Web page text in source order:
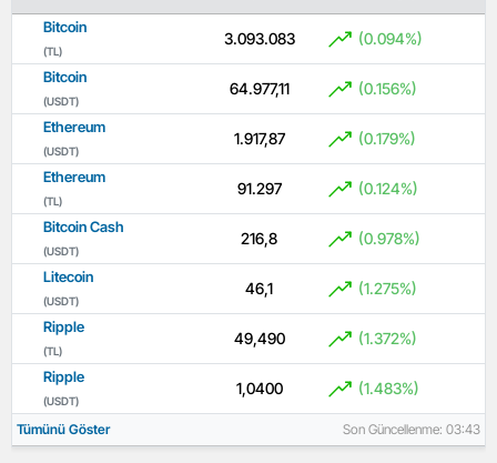
Bitcoin
(TL)
3.093.083 (0.094%)
Bitcoin
(USDT)
64.977,11 (0.156%)
Ethereum
(USDT)
1.917,87 (0.179%)
Ethereum
(TL)
91.297 (0.124%)
Bitcoin Cash
(USDT)
216,8 (0.978%)
Litecoin
(USDT)
46,1 (1.275%)
Ripple
(TL)
49,490 (1.372%)
Ripple
(USDT)
1,0400 (1.483%)
Tümünü Göster Son Güncellenme: 03:43